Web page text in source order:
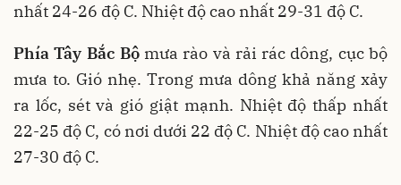
nhất 24-26 độ C. Nhiệt độ cao nhất 29-31 độ C.
Phía Tây Bắc Bộmưa rào và rải rác dông, cục bộ
mưa to. Gió nhẹ. Trong mưa dông khả năng xảy
ra lốc, sét và gió giật mạnh. Nhiệt độ thấp nhất
22-25 độ C, có nơi dưới 22 độ C. Nhiệt độ cao nhất
27-30 độ C.